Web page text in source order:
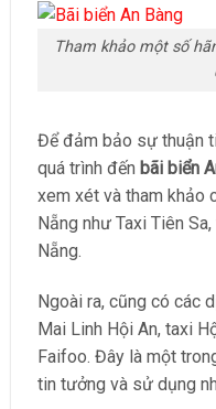
Tham khảo một số
Để đảm bảo sự thuận
quá trình đến bãi biển
xem xét và tham khảo
Nẵng như Taxi Tiên
Nẵng.
Ngoài ra, cũng có các
Mai Linh Hội An, taxi
Faifoo. Đây là một
tin tưởng và sử dụng